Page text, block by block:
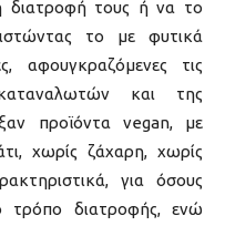
διατροφή τους ή να το
το με φυτικά
αφουγκραζόμενες τις
και της
προϊόντα vegan, με
χωρίς ζάχαρη, χωρίς
για όσους
τρόπο διατροφής, ενώ